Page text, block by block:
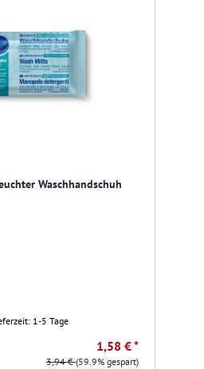
Waschhandschuh
1-5 Tage
1,58 € *
3,94 €(59.9% gespart)